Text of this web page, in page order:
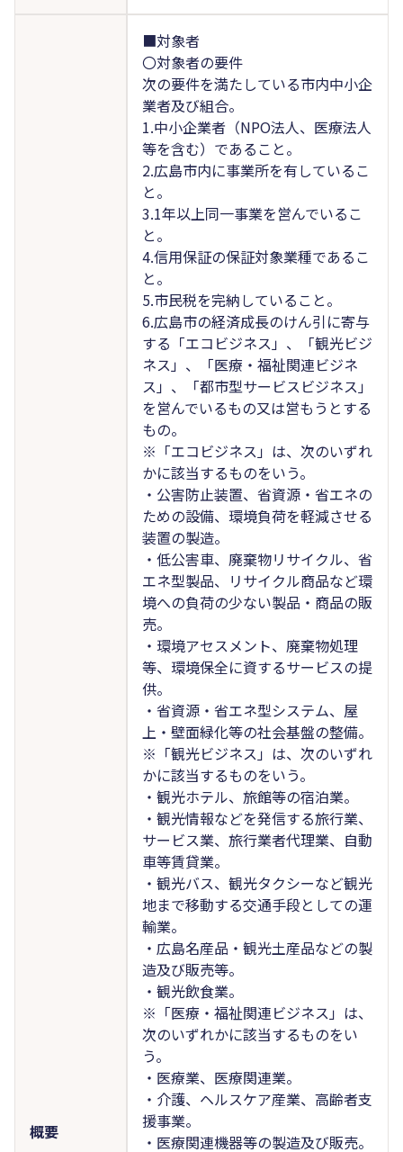
概要
■対象者
〇対象者の要件
次の要件を満たしている市内中小企
業者及び組合。
1.中小企業者（NPO法人、医療法人
等を含む）であること。
2.広島市内に事業所を有しているこ
と。
3.1年以上同一事業を営んでいるこ
と。
4.信用保証の保証対象業種であるこ
と。
5.市民税を完納していること。
6.広島市の経済成長のけん引に寄与
する「エコビジネス」、「観光ビジ
ネス」、「医療・福祉関連ビジネ
ス」、「都市型サービスビジネス」
を営んでいるもの又は営もうとする
もの。
※「エコビジネス」は、次のいずれ
かに該当するものをいう。
・公害防止装置、省資源・省エネの
ための設備、環境負荷を軽減させる
装置の製造。
・低公害車、廃棄物リサイクル、省
エネ型製品、リサイクル商品など環
境への負荷の少ない製品・商品の販
売。
・環境アセスメント、廃棄物処理
等、環境保全に資するサービスの提
供。
・省資源・省エネ型システム、屋
上・壁面緑化等の社会基盤の整備。
※「観光ビジネス」は、次のいずれ
かに該当するものをいう。
・観光ホテル、旅館等の宿泊業。
・観光情報などを発信する旅行業、
サービス業、旅行業者代理業、自動
車等賃貸業。
・観光バス、観光タクシーなど観光
地まで移動する交通手段としての運
輸業。
・広島名産品・観光土産品などの製
造及び販売等。
・観光飲食業。
※「医療・福祉関連ビジネス」は、
次のいずれかに該当するものをい
う。
・医療業、医療関連業。
・介護、ヘルスケア産業、高齢者支
援事業。
・医療関連機器等の製造及び販売。